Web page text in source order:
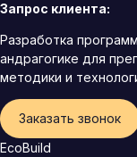
Запрос клиента:
Разработка
андрагогике для
методики и
Заказать звонок
EcoBuild